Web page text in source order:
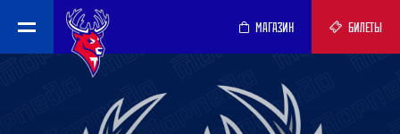
МАГАЗИН БИЛЕТЫ